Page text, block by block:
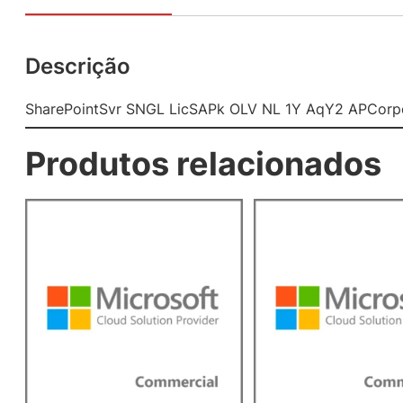
Descrição
SharePointSvr SNGL LicSAPk OLV NL 1Y AqY2
Produtos relacionados